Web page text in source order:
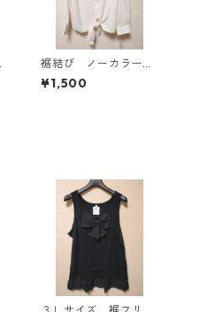
裾結び ノーカラーブ
ラウス ３Ｌ アイボ
リー KAE-4813
¥1,500